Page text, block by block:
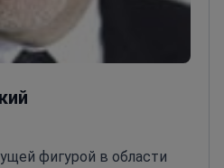
фигурой в области